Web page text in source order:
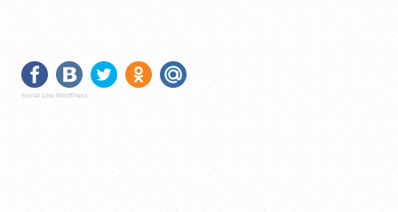
Social Like WordPress